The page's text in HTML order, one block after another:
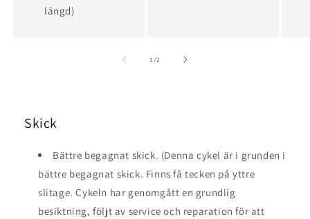
längd)
1/av2
Skick
Bättre begagnat skick. (Denna cykel är i grunden i
bättre begagnat skick. Finns få tecken på yttre
slitage. Cykeln har genomgått en grundlig
besiktning, följt av service och reparation för att